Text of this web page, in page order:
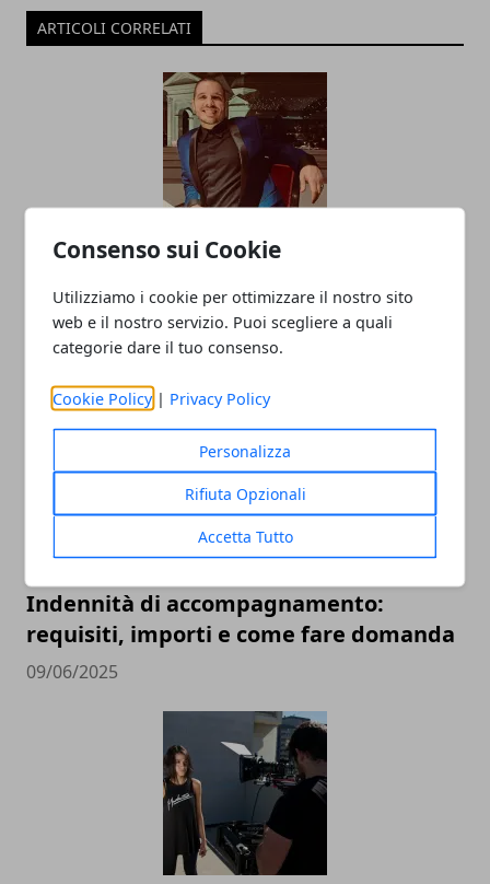
Consenso sui Cookie
Utilizziamo i cookie per ottimizzare il nostro sito
web e il nostro servizio. Puoi scegliere a quali
categorie dare il tuo consenso.
Cookie Policy | Privacy Policy
Personalizza
Rifiuta Opzionali
Accetta Tutto
ARTICOLI CORRELATI
nell’hospitality business? I consigli e la
storia di Lanfranco Pescante
Indennità di accompagnamento:
requisiti, importi e come fare domanda
09/06/2025